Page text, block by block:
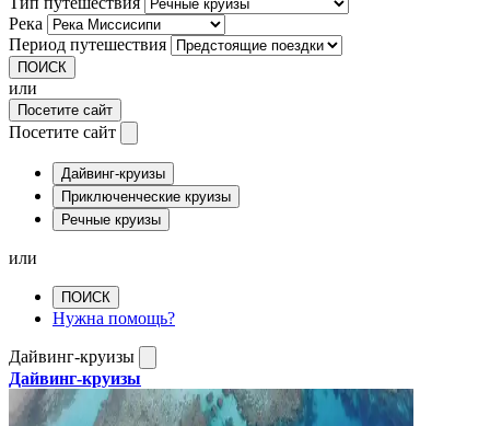
Река
Период путешествия
ПОИСК
или
Посетите сайт
Посетите сайт
Дайвинг-круизы
Приключенческие круизы
Речные круизы
или
ПОИСК
Нужна помощь?
Дайвинг-круизы
Дайвинг-круизы